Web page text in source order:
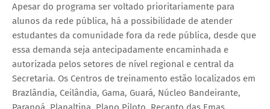
Apesar do programa ser voltado prioritariamente para
alunos da rede pública, há a possibilidade de atender
estudantes da comunidade fora da rede pública, desde que
essa demanda seja antecipadamente encaminhada e
autorizada pelos setores de nível regional e central da
Secretaria. Os Centros de treinamento estão localizados em
Brazlândia, Ceilândia, Gama, Guará, Núcleo Bandeirante,